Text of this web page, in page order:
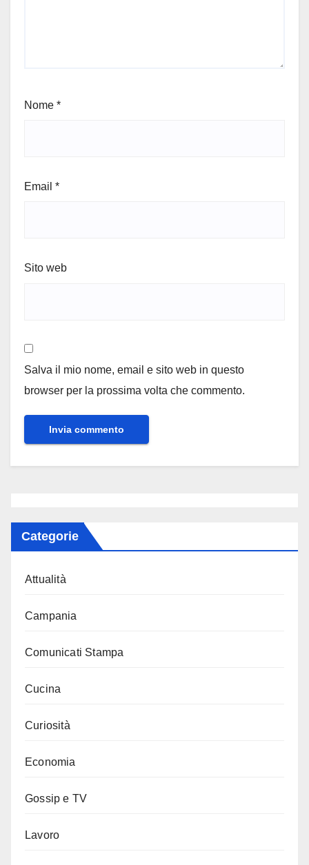
Nome *
Email *
Sito web
Salva il mio nome, email e sito web in questo
browser per la prossima volta che commento.
Categorie
Attualità
Campania
Comunicati Stampa
Cucina
Curiosità
Economia
Gossip e TV
Lavoro